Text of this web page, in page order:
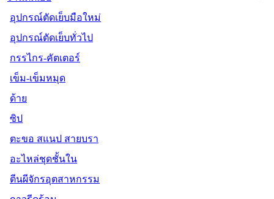
อุปกรณ์ตัดเย็บมือใหม่
อุปกรณ์ตัดเย็บทั่วไป
กรรไกร-คัตเตอร์
เข็ม-เข็มหมุด
ด้าย
ซิป
ตะขอ สแนป สายบรา
อะไหล่ชุดชั้นใน
ตีนผีจักรอุตสาหกรรม